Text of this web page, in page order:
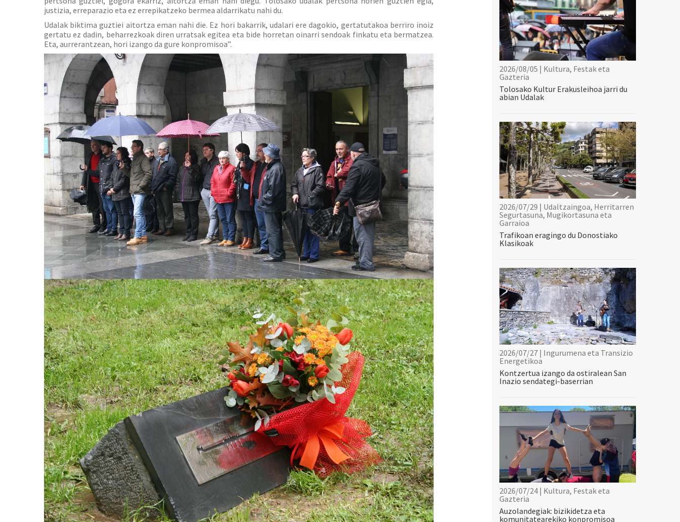
justizia, erreparazio eta ez errepikatzeko bermea aldarrikatu nahi du.
Udalak biktima guztiei aitortza eman nahi die. Ez hori bakarrik, udalari ere dagokio, gertatutakoa berriro inoiz
gertatu ez dadin, beharrezkoak diren urratsak egitea eta bide horretan oinarri sendoak finkatu eta bermatzea.
Eta, aurrerantzean, hori izango da gure konpromisoa”.
2026/08/05 | Kultura, Festak eta
Gazteria
Tolosako Kultur Erakusleihoa jarri du
abian Udalak
2026/07/29 | Udaltzaingoa, Herritarren
Segurtasuna, Mugikortasuna eta
Garraioa
Trafikoan eragingo du Donostiako
Klasikoak
2026/07/27 | Ingurumena eta Transizio
Energetikoa
Kontzertua izango da ostiralean San
Inazio sendategi-baserrian
2026/07/24 | Kultura, Festak eta
Gazteria
Auzolandegiak: bizikidetza eta
komunitatearekiko konpromisoa